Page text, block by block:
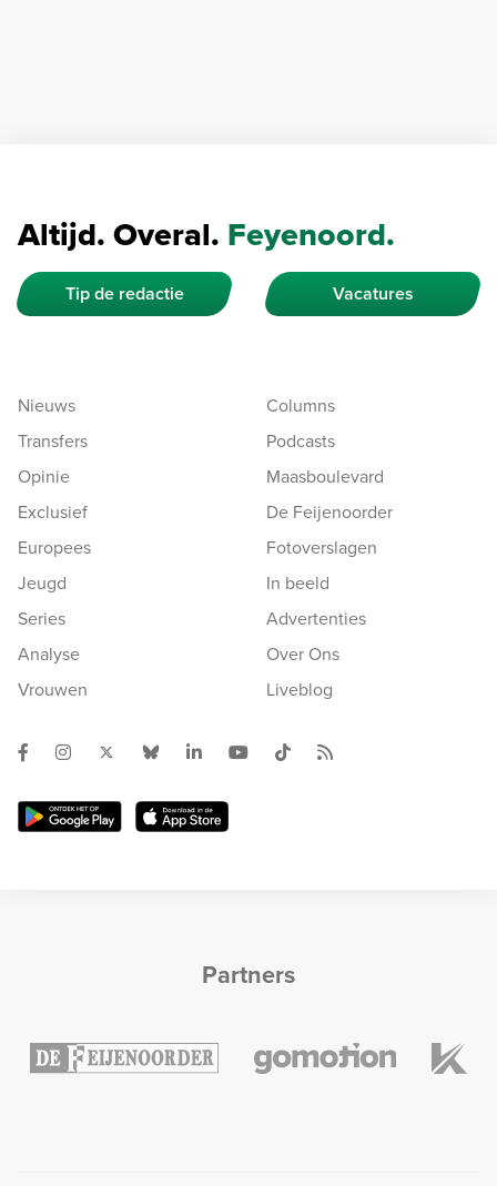
Altijd. Overal. Feyenoord.
Tip de redactie Vacatures
Nieuws
Transfers
Opinie
Exclusief
Europees
Jeugd
Series
Analyse
Vrouwen
Columns
Podcasts
Maasboulevard
De Feijenoorder
Fotoverslagen
In beeld
Advertenties
Over Ons
Liveblog
Partners